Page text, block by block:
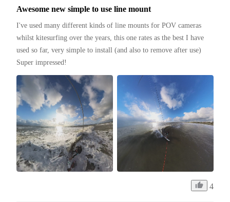
Awesome new simple to use line mount
I've used many different kinds of line mounts for POV cameras
whilst kitesurfing over the years, this one rates as the best I have
used so far, very simple to install (and also to remove after use)
Super impressed!
4